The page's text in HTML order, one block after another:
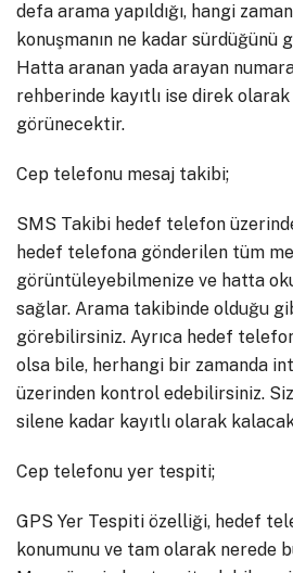
defa arama yapıldığı, hangi
konuşmanın ne kadar
Hatta aranan yada arayan
rehberinde kayıtlı ise direk
görünecektir.
Cep telefonu mesaj takibi;
SMS Takibi hedef telefon
hedef telefona gönderilen tüm
görüntüleyebilmenize ve hatta
sağlar. Arama takibinde olduğu
görebilirsiniz. Ayrıca hedef
olsa bile, herhangi bir zamanda
üzerinden kontrol edebilirsiniz. Siz
silene kadar kayıtlı olarak
Cep telefonu yer tespiti;
GPS Yer Tespiti özelliği, hedef
konumunu ve tam olarak nerede